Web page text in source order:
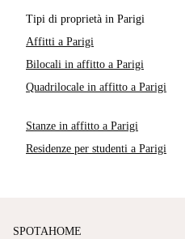
Tipi di proprietà in Parigi
Affitti a Parigi
Bilocali in affitto a Parigi
Quadrilocale in affitto a Parigi
Stanze in affitto a Parigi
Residenze per studenti a Parigi
SPOTAHOME